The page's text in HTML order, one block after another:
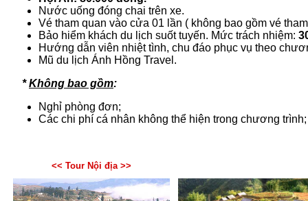
Nước uống đóng chai trên xe.
Vé tham quan vào cửa 01 lần ( không bao gồm vé
Bảo hiểm khách du lịch suốt tuyến. Mức trách nhiệm: 3
H­­­ướng dẫn viên nhiệt tình, chu đáo phục vụ theo
Mũ du lịch Ánh Hồng Travel.
*Không bao gồm:
Nghỉ phòng đơn;
Các chi phí cá nhân không thể hiện trong chương trình;
<< Tour Nội địa >>